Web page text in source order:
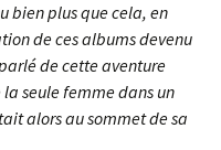
bien plus que cela, en
de ces albums devenu
de cette aventure
seule femme dans un
alors au sommet de sa